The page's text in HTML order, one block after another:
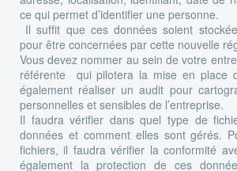
ce qui permet d’identifier une personne.
Il suffit que ces données soient
pour être concernées par cette nouvelle
Vous devez nommer au sein de votre
référente qui pilotera la mise en place
également réaliser un audit pour
personnelles et sensibles de l’entreprise.
Il faudra vérifier dans quel type de
données et comment elles sont gérés.
fichiers, il faudra vérifier la conformité
également la protection de ces